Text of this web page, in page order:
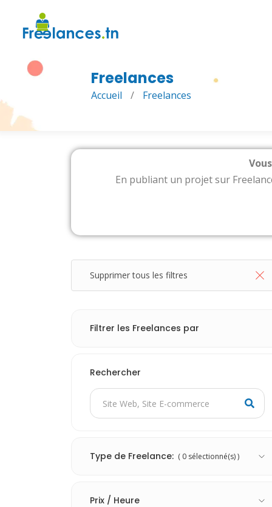
Freelances
Accueil / Freelances
En publiant un projet sur
Supprimer tous les filtres
Filtrer les Freelances par
Rechercher
Type de Freelance: ( 0 sélectionné(s) )
Prix / Heure